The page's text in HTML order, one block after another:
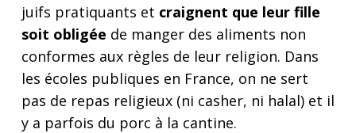
juifs pratiquants et craignent que leur fille
soit obligée de manger des aliments non
conformes aux règles de leur religion. Dans
les écoles publiques en France, on ne sert
pas de repas religieux (ni casher, ni halal) et il
y a parfois du porc à la cantine.